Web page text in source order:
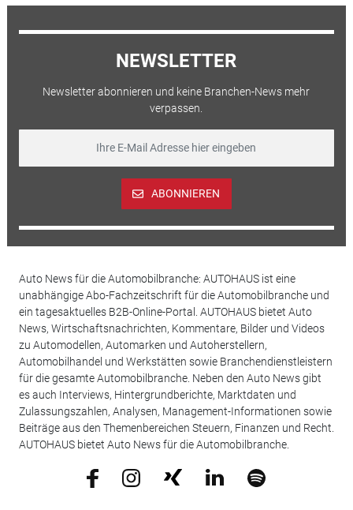
NEWSLETTER
Newsletter abonnieren und keine Branchen-News mehr
verpassen.
ABONNIEREN
Auto News für die Automobilbranche: AUTOHAUS ist eine
unabhängige Abo-Fachzeitschrift für die Automobilbranche und
ein tagesaktuelles B2B-Online-Portal. AUTOHAUS bietet Auto
News, Wirtschaftsnachrichten, Kommentare, Bilder und Videos
zu Automodellen, Automarken und Autoherstellern,
Automobilhandel und Werkstätten sowie Branchendienstleistern
für die gesamte Automobilbranche. Neben den Auto News gibt
es auch Interviews, Hintergrundberichte, Marktdaten und
Zulassungszahlen, Analysen, Management-Informationen sowie
Beiträge aus den Themenbereichen Steuern, Finanzen und Recht.
AUTOHAUS bietet Auto News für die Automobilbranche.